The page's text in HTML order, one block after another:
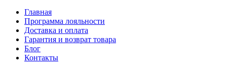
Главная
Программа лояльности
Доставка и оплата
Гарантия и возврат товара
Блог
Контакты